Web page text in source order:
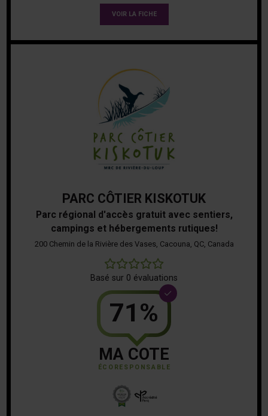
VOIR LA FICHE
PARC CÔTIER KISKOTUK
Parc régional d'accès gratuit avec sentiers,
campings et hébergements rutiques!
200 Chemin de la Rivière des Vases, Cacouna, QC, Canada
Basé sur 0 évaluations
71%
MA COTE
ÉCORESPONSABLE